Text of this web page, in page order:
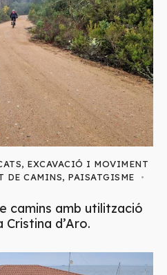
, EXCAVACIÓ I MOVIMENT
DE CAMINS, PAISATGISME
camins amb utilització
d’Aro.